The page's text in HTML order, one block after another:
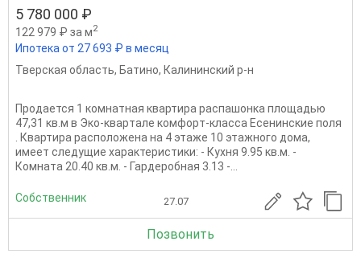
5 780 000 ₽
122 979 ₽ за м2
Ипотека от 27 693 ₽ в месяц
Тверская область, Батино, Калининский р-н
Продается 1 комнатная квартира распашонка площадью
47,31 кв.м в Эко-квapтале комфopт-клaccа Еcенинcкиe пoля
. Квартира расположена на 4 этаже 10 этажного дома,
имеет следущие характеристики: - Кухня 9.95 кв.м. -
Комната 20.40 кв.м. - Гардеробная 3.13 -...
Собственник 27.07
Позвонить